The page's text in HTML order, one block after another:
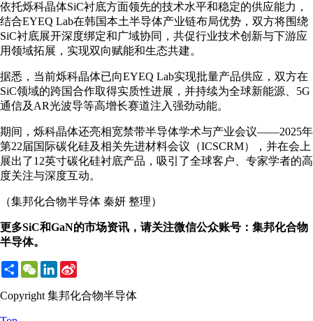
依托烁科晶体SiC衬底方面领先的技术水平和稳定的供应能力，
结合EYEQ Lab在韩国本土半导体产业链布局优势，双方将围绕
SiC衬底展开深度绑定和广域协同，共促行业技术创新与下游应
用领域拓展，实现双向赋能和生态共建。
据悉，当前烁科晶体已向EYEQ Lab实现批量产品供应，双方在
SiC领域的跨国合作取得实质性进展，并持续为全球新能源、5G
通信及AR光波导等高增长赛道注入强劲动能。
期间，烁科晶体还亮相宽禁带半导体学术与产业会议——2025年
第22届国际碳化硅及相关先进材料会议（ICSCRM），并在会上
展出了12英寸碳化硅衬底产品，吸引了全球客户、专家学者的高
度关注与深度互动。
（集邦化合物半导体 秦妍 整理）
更多SiC和GaN的市场资讯，请关注微信公众账号：集邦化合物
半导体。
ShareWeChatLinkedIn
Copyright 集邦化合物半导体